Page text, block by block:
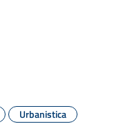
Urbanistica